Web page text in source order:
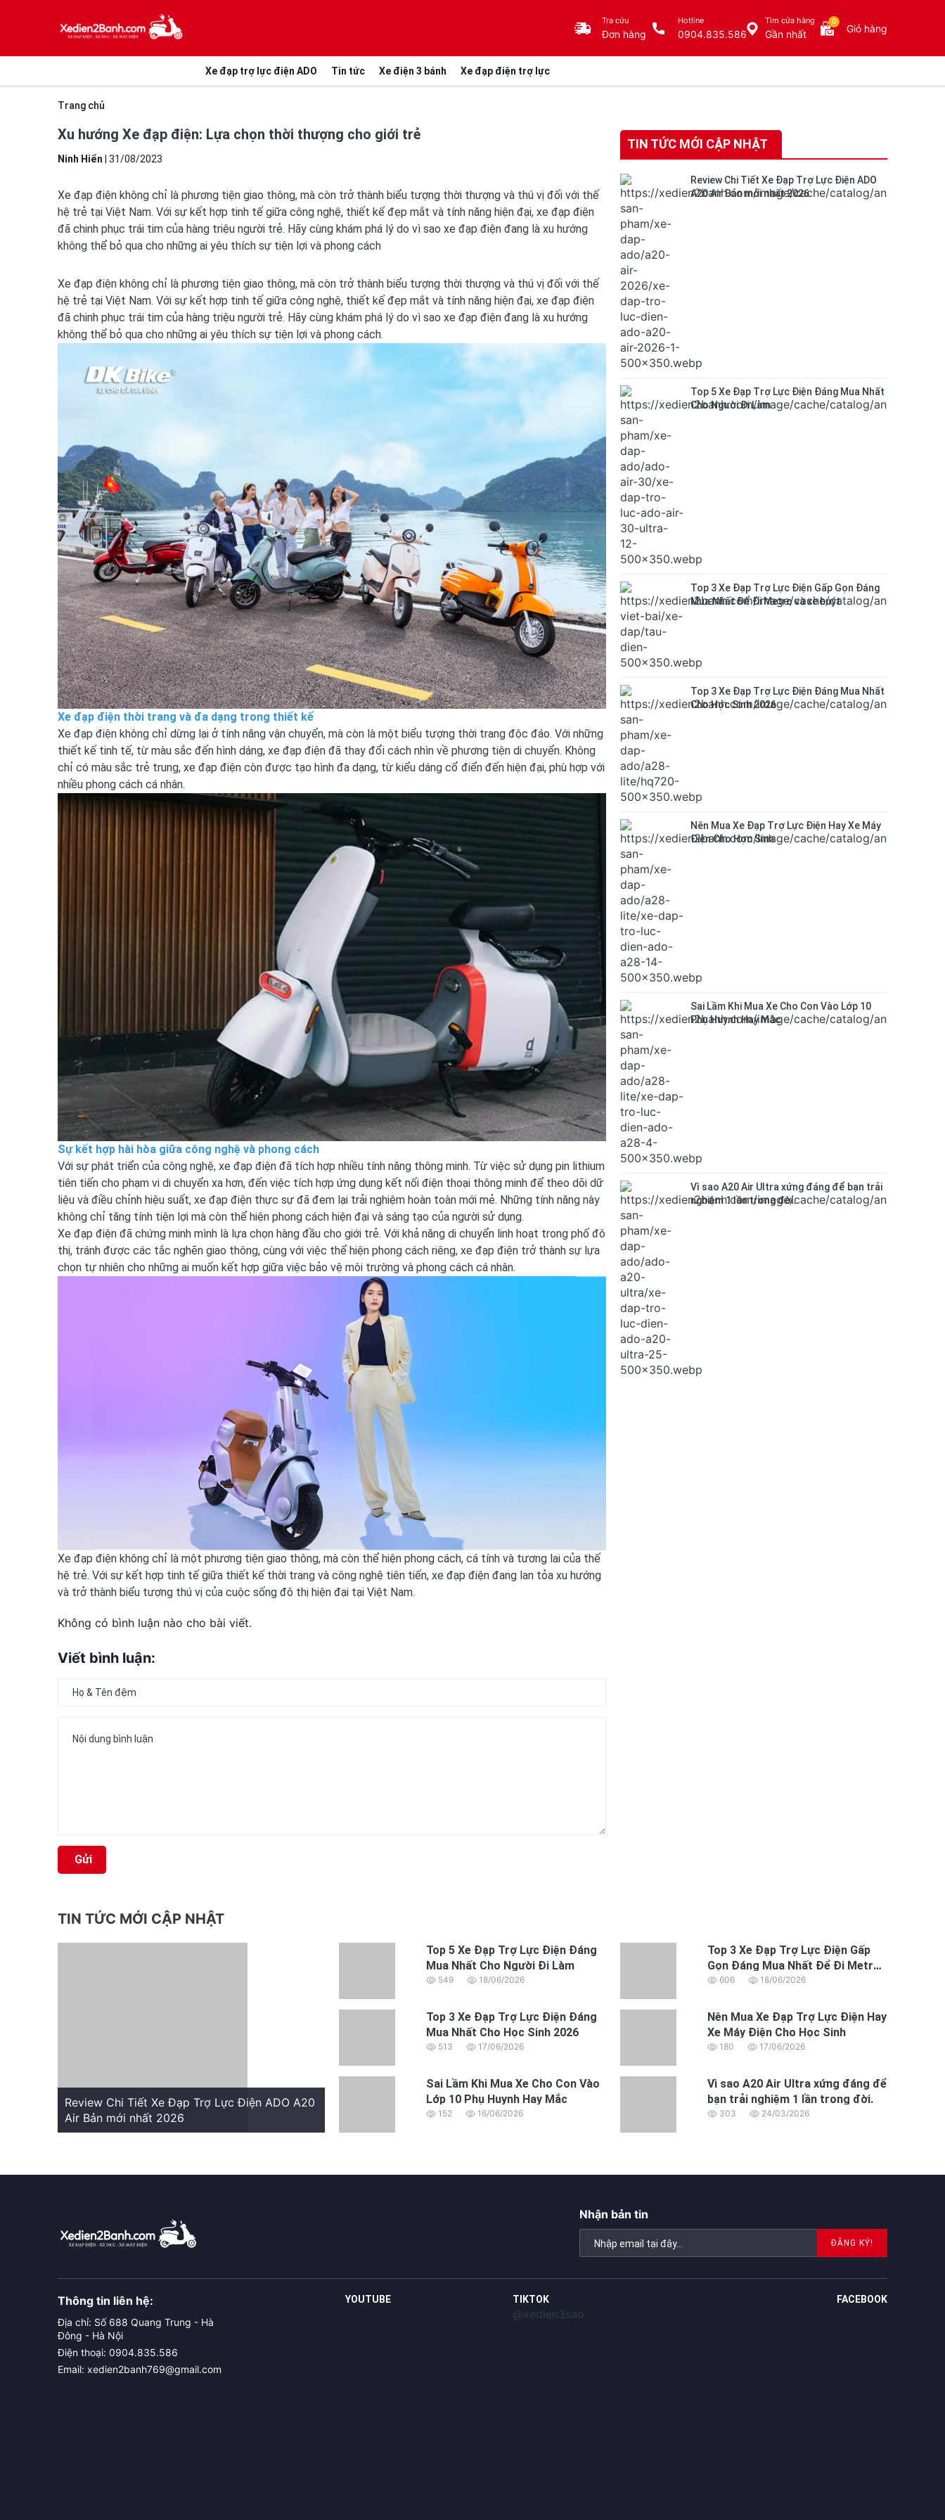
Tra cứu
Đơn hàng
Hotline
0904.835.586
Tìm cửa hàng
Gần nhất
0
Giỏ hàng
Xe đạp trợ lực điện ADO Tin tức Xe điện 3 bánh Xe đạp điện trợ lực
Trang chủ
Xu hướng Xe đạp điện: Lựa chọn thời thượng cho giới trẻ
Ninh Hiển 31/08/2023
Xe đạp điện không chỉ là phương tiện giao thông, mà còn trở thành biểu tượng thời thượng và thú vị đối với thế
hệ trẻ tại Việt Nam. Với sự kết hợp tinh tế giữa công nghệ, thiết kế đẹp mắt và tính năng hiện đại, xe đạp điện
đã chinh phục trái tim của hàng triệu người trẻ. Hãy cùng khám phá lý do vì sao xe đạp điện đang là xu hướng
không thể bỏ qua cho những ai yêu thích sự tiện lợi và phong cách
Xe đạp điện không chỉ là phương tiện giao thông, mà còn trở thành biểu tượng thời thượng và thú vị đối với thế
hệ trẻ tại Việt Nam. Với sự kết hợp tinh tế giữa công nghệ, thiết kế đẹp mắt và tính năng hiện đại, xe đạp điện
đã chinh phục trái tim của hàng triệu người trẻ. Hãy cùng khám phá lý do vì sao xe đạp điện đang là xu hướng
không thể bỏ qua cho những ai yêu thích sự tiện lợi và phong cách.
Xe đạp điện thời trang và đa dạng trong thiết kế
Xe đạp điện không chỉ dừng lại ở tính năng vận chuyển, mà còn là một biểu tượng thời trang độc đáo. Với những
thiết kế tinh tế, từ màu sắc đến hình dáng, xe đạp điện đã thay đổi cách nhìn về phương tiện di chuyển. Không
chỉ có màu sắc trẻ trung, xe đạp điện còn được tạo hình đa dạng, từ kiểu dáng cổ điển đến hiện đại, phù hợp với
nhiều phong cách cá nhân.
Sự kết hợp hài hòa giữa công nghệ và phong cách
Với sự phát triển của công nghệ, xe đạp điện đã tích hợp nhiều tính năng thông minh. Từ việc sử dụng pin lithium
tiên tiến cho phạm vi di chuyển xa hơn, đến việc tích hợp ứng dụng kết nối điện thoại thông minh để theo dõi dữ
liệu và điều chỉnh hiệu suất, xe đạp điện thực sự đã đem lại trải nghiệm hoàn toàn mới mẻ. Những tính năng này
không chỉ tăng tính tiện lợi mà còn thể hiện phong cách hiện đại và sáng tạo của người sử dụng.
Xe đạp điện đã chứng minh mình là lựa chọn hàng đầu cho giới trẻ. Với khả năng di chuyển linh hoạt trong phố đô
thị, tránh được các tắc nghẽn giao thông, cùng với việc thể hiện phong cách riêng, xe đạp điện trở thành sự lựa
chọn tự nhiên cho những ai muốn kết hợp giữa việc bảo vệ môi trường và phong cách cá nhân.
Xe đạp điện không chỉ là một phương tiện giao thông, mà còn thể hiện phong cách, cá tính và tương lai của thế
hệ trẻ. Với sự kết hợp tinh tế giữa thiết kế thời trang và công nghệ tiên tiến, xe đạp điện đang lan tỏa xu hướng
và trở thành biểu tượng thú vị của cuộc sống đô thị hiện đại tại Việt Nam.
Không có bình luận nào cho bài viết.
Viết bình luận:
Gửi
TIN TỨC MỚI CẬP NHẬT
Review Chi Tiết Xe Đạp Trợ Lực Điện ADO
A20 Air Bản mới nhất 2026
Top 5 Xe Đạp Trợ Lực Điện Đáng Mua Nhất
Cho Người Đi Làm
Top 3 Xe Đạp Trợ Lực Điện Gấp Gọn Đáng
Mua Nhất Để Đi Metro và xe buýt
Top 3 Xe Đạp Trợ Lực Điện Đáng Mua Nhất
Cho Học Sinh 2026
Nên Mua Xe Đạp Trợ Lực Điện Hay Xe Máy
Điện Cho Học Sinh
Sai Lầm Khi Mua Xe Cho Con Vào Lớp 10
Phụ Huynh Hay Mắc
Vì sao A20 Air Ultra xứng đáng để bạn trải
nghiệm 1 lần trong đời.
TIN TỨC MỚI CẬP NHẬT
Review Chi Tiết Xe Đạp Trợ Lực Điện ADO A20
Air Bản mới nhất 2026
Top 5 Xe Đạp Trợ Lực Điện Đáng
Mua Nhất Cho Người Đi Làm
549 18/06/2026
Top 3 Xe Đạp Trợ Lực Điện Gấp
Gọn Đáng Mua Nhất Để Đi Metro
và xe buýt
606 18/06/2026
Top 3 Xe Đạp Trợ Lực Điện Đáng
Mua Nhất Cho Học Sinh 2026
513 17/06/2026
Nên Mua Xe Đạp Trợ Lực Điện Hay
Xe Máy Điện Cho Học Sinh
180 17/06/2026
Sai Lầm Khi Mua Xe Cho Con Vào
Lớp 10 Phụ Huynh Hay Mắc
152 16/06/2026
Vì sao A20 Air Ultra xứng đáng để
bạn trải nghiệm 1 lần trong đời.
303 24/03/2026
Nhận bản tin
ĐĂNG KÝ!
Thông tin liên hệ:
Địa chỉ: Số 688 Quang Trung - Hà
Đông - Hà Nội
Điện thoại: 0904.835.586
Email: xedien2banh769@gmail.com
YOUTUBE TIKTOK
@xedien3sao
FACEBOOK